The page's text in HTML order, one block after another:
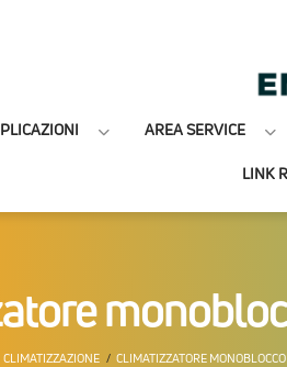
AREA SERVICE
LINK
CLIMATIZZAZIONE CLIMATIZZATORE